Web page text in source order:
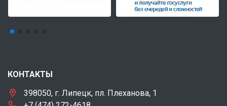
КОНТАКТЫ
398050, г. Липецк, пл. Плеханова, 1